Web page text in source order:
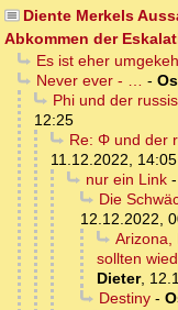
Diente Merkels
Abkommen der
Es ist eher
Never ever - … -
Phi und der
12:25
Re: Φ und der
11.12.2022, 14:05
nur ein Link-
Die
12.12.2022,
Arizona,
sollten
Dieter,
Destiny-